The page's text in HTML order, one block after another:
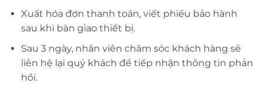
Xuất hóa đơn thanh toán, viết phiếu bảo hành
sau khi bàn giao thiết bị.
Sau 3 ngày, nhân viên chăm sóc khách hàng sẽ
liên hệ lại quý khách để tiếp nhận thông tin phản
hồi.